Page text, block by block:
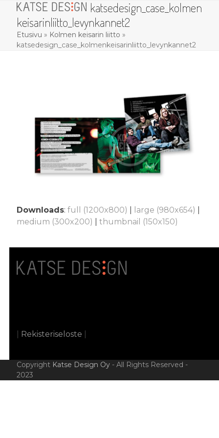
content
Open
mobile
menu
Close
mobile
menu
katsedesign_case_kolmen
keisarinliitto_levynkannet2
Etusivu » Kolmen keisarin liitto »
katsedesign_case_kolmenkeisarinliitto_levynkannet2
Downloads: full (1200x800) large (980x654)
medium (300x200)
thumbnail (150x150)
Rekisteriseloste
Copyright Katse Design Oy- All Rights Reserved -
2023